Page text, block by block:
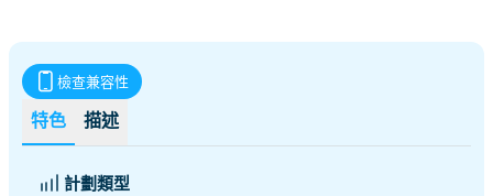
特色 描述
檢查兼容性
計劃類型